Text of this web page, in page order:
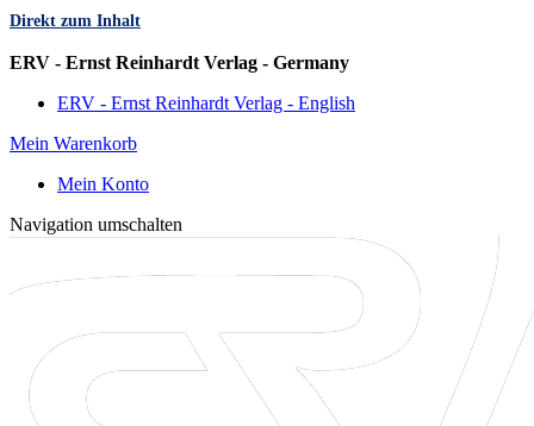
Direkt zum Inhalt
ERV - Ernst Reinhardt Verlag - Germany
ERV - Ernst Reinhardt Verlag - English
Mein Warenkorb
Mein Konto
Navigation umschalten